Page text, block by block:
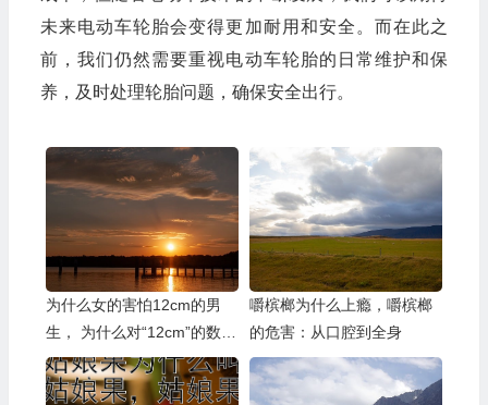
未来电动车轮胎会变得更加耐用和安全。而在此之
前，我们仍然需要重视电动车轮胎的日常维护和保
养，及时处理轮胎问题，确保安全出行。
为什么女的害怕12cm的男
生， 为什么对“12cm”的数字
产生恐惧？
嚼槟榔为什么上瘾，嚼槟榔
的危害：从口腔到全身